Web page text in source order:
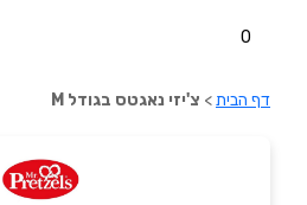
0
דף הבית> צ'יזי נאגטס בגודל M